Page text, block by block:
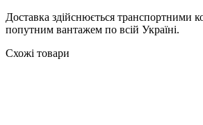
Доставка здійснюється транспортними
попутним вантажем по всій Україні.
Схожі товари